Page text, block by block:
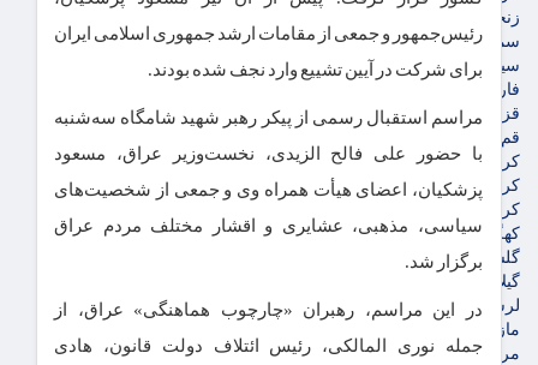
زنجان
سمنان
سیستان و بلوچستان
فارس
قزوین
قم
کردستان
کرمان
کرمانشاه
کهگیلویه و بویراحمد
گلستان
گیلان
لرستان
مازندران
مرکزی
رئیس‌جمهور و جمعی از مقامات ارشد جمهوری اسلامی ایران
برای شرکت در آیین تشییع وارد نجف شده بودند.
مراسم استقبال رسمی از پیکر رهبر شهید شامگاه سه‌شنبه
با حضور علی فالح الزیدی، نخست‌وزیر عراق، مسعود
پزشکیان، اعضای هیأت همراه وی و جمعی از شخصیت‌های
سیاسی، مذهبی، عشایری و اقشار مختلف مردم عراق
برگزار شد.
در این مراسم، رهبران «چارچوب هماهنگی» عراق، از
جمله نوری المالکی، رئیس ائتلاف دولت قانون، هادی